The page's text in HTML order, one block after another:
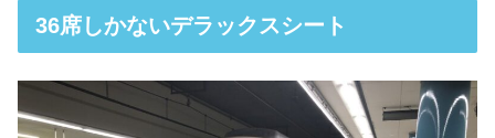
36席しかないデラックスシート